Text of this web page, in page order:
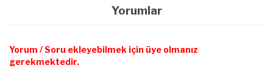
Yorumlar
Yorum / Soru ekleyebilmek için üye olmanız
gerekmektedir.